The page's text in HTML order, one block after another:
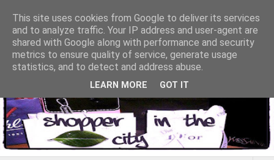
This site uses cookies from Google to deliver its services
and to analyze traffic. Your IP address and user-agent are
shared with Google along with performance and security
metrics to ensure quality of service, generate usage
statistics, and to detect and address abuse.
LEARN MORE GOT IT